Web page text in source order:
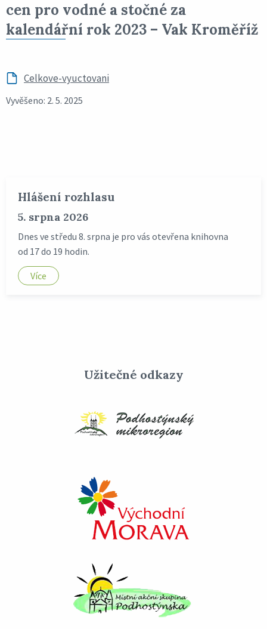
cen pro vodné a stočné za
kalendářní rok 2023 – Vak Kroměříž
Celkove-vyuctovani
Vyvěšeno: 2. 5. 2025
Hlášení rozhlasu
5. srpna 2026
Dnes ve středu 8. srpna je pro vás otevřena knihovna
od 17 do 19 hodin.
Více
Užitečné odkazy